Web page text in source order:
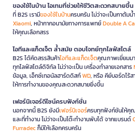
ของใช้ในบ้าน ไอเทมที่ช่วยให้ชีวิตสะดวกสบายขึ้น
ที่ B2S เรามีของใช้ในบ้านครบครัน ไม่ว่าจะเป็นกาต้มน้ำ
Xiaomi, หน้ากากอนามัยทางการแพทย์Double A
ให้คุณเลือกสรร
ไอทีและแก็ดเจ็ต ล้ำสมัย ตอบโจทย์ทุกไลฟ์สไตล์
B2S ได้คัดสรรสินค้าไอทีและแก็ดเจ็ตคุณภาพเยี่ยมม
ทุกไลฟ์สไตล์ดิจิทัล ไม่ว่าจะเป็น เครื่องทำลายเอกสาร
ข้อมูล, เอ็กซ์เทอนัลฮาร์ดดิสก์WD, หรือ คีย์บอร์ดไร้ส
ให้การทำงานของคุณสะดวกสบายยิ่งขึ้น
เฟอร์นิเจอร์ดีไซน์ครบฟังก์ชั่น
นอกจากนี้ B2S ยังมีเฟอร์นิเจอร์ครบทุกฟังก์ชันให้คุ
และที่ทำงาน ไม่ว่าจะเป็นโต๊ะทำงานพับได้ จากแบรนด์
Furradecก็มีให้เลือกครบครัน